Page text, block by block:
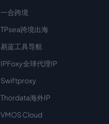
一合跨境
TPsea跨境出海
易蓝工具导航
IPFoxy全球代理IP
Swiftproxy
Thordata海外IP
VMOS Cloud